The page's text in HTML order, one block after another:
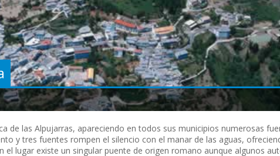
de las Alpujarras, apareciendo en todos sus municipios numerosas
y tres fuentes rompen el silencio con el manar de las aguas,
el lugar existe un singular puente de origen romano aunque algunos